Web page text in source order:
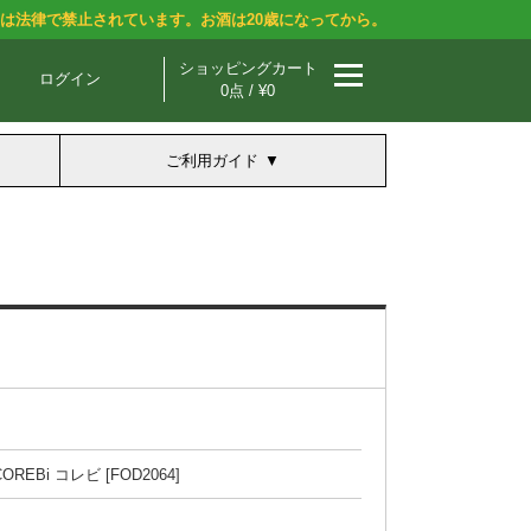
法律で禁止されています。お酒は20歳になってから。
ログイン
ショッピングカート
0点 / ¥0
ご利用ガイド
コレビ [FOD2064]